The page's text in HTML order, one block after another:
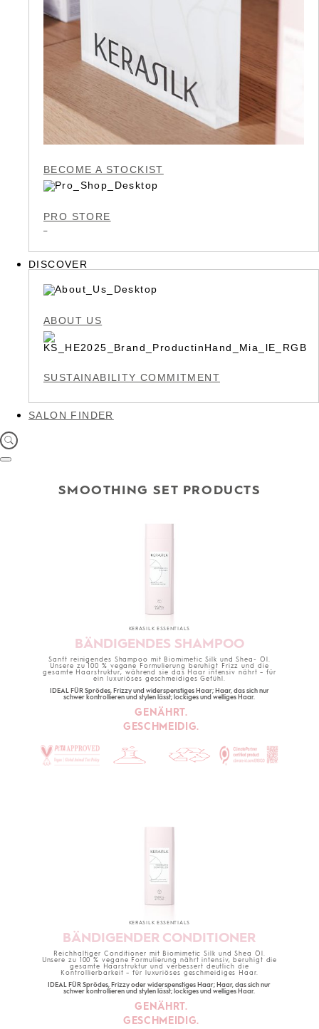
BECOME A STOCKIST
PRO STORE
DISCOVER
ABOUT US
SUSTAINABILITY COMMITMENT
SALON FINDER
SMOOTHING SET PRODUCTS
KERASILK ESSENTIALS
BÄNDIGENDES SHAMPOO
Sanft reinigendes Shampoo mit Biomimetic Silk und Shea- Öl.
Unsere zu 100 % vegane Formulierung beruhigt Frizz und die
gesamte Haarstruktur, während sie das Haar intensiv nährt – für
ein luxuriöses geschmeidiges Gefühl.
IDEAL FÜR Sprödes, Frizzy und widerspenstiges Haar; Haar, das sich nur
schwer kontrollieren und stylen lässt; lockiges und welliges Haar.
GENÄHRT.
GESCHMEIDIG.
KERASILK ESSENTIALS
BÄNDIGENDER CONDITIONER
Reichhaltiger Conditioner mit Biomimetic Silk und Shea Öl.
Unsere zu 100 % vegane Formulierung nährt intensiv, beruhigt die
gesamte Haarstruktur und verbessert deutlich die
Kontrollierbarkeit – für luxuriöses geschmeidiges Haar.
IDEAL FÜR Sprödes, Frizzy oder widerspenstiges Haar; Haar, das sich nur
schwer kontrollieren und stylen lässt; lockiges und welliges Haar.
GENÄHRT.
GESCHMEIDIG.